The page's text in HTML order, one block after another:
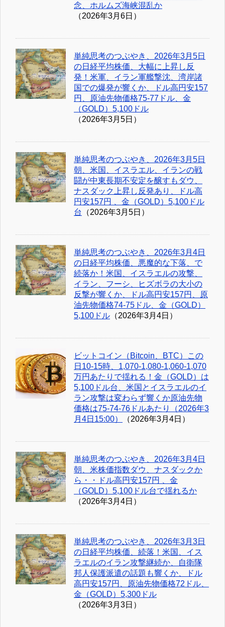
念、ホルムズ海峡混乱か
（2026年3月6日）
単純思考のつぶやき、2026年3月5日
の日経平均株価、大幅に上昇し反
発！米軍、イラン軍艦撃沈、湾岸諸
国での爆発が響くか、ドル高円安157
円、原油先物価格75-77ドル、金
（GOLD）5,100ドル
（2026年3月5日）
単純思考のつぶやき、2026年3月5日
朝、米国、イスラエル、イランの戦
闘が中東長期不安定を醸すもダウ、
ナスダック上昇し反発あり、ドル高
円安157円 、金（GOLD）5,100ドル
台
（2026年3月5日）
単純思考のつぶやき、2026年3月4日
の日経平均株価、悪魔的な下落、で
続落か！米国、イスラエルの攻撃、
イラン、フーシ、ヒズボラの大小の
反撃が響くか、ドル高円安157円、原
油先物価格74-75ドル、金（GOLD）
5,100ドル （2026年3月4日）
ビットコイン（Bitcoin、BTC）この
日10-15時、1,070-1,080-1,060-1,070
万円あたりで揺れる！金（GOLD）は
5,100ドル台、米国とイスラエルのイ
ラン攻撃は変わらず響くか原油先物
価格は75-74-76ドルあたり（2026年3
月4日15:00）
（2026年3月4日）
単純思考のつぶやき、2026年3月4日
朝、米株価指数ダウ、ナスダックか
ら・・ドル高円安157円 、金
（GOLD）5,100ドル台で揺れるか
（2026年3月4日）
単純思考のつぶやき、2026年3月3日
の日経平均株価、続落！米国、イス
ラエルのイラン攻撃継続か、自衛隊
邦人保護派遣の話題も響くか、ドル
高円安157円、原油先物価格72ドル、
金（GOLD）5,300ドル
（2026年3月3日）